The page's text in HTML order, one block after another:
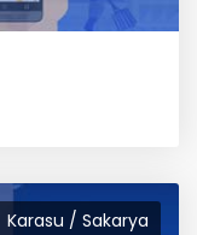
Karasu / Sakarya